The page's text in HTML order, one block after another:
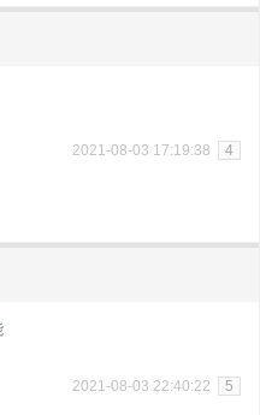
2021-08-03 17:19:38 4
2021-08-03 22:40:22 5